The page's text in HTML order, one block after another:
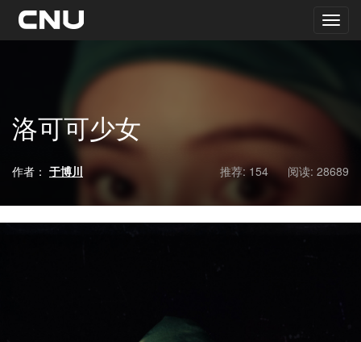
洛可可少女
作者： 于博川 推荐: 154 阅读: 28689